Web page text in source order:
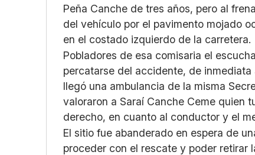
Peña Canche de tres años, pero al
del vehículo por el pavimento mojado
en el costado izquierdo de la carretera.
Pobladores de esa comisaria el
percatarse del accidente, de
llegó una ambulancia de la misma
valoraron a Saraí Canche Ceme quien
derecho, en cuanto al conductor y el
El sitio fue abanderado en espera de
proceder con el rescate y poder retirar